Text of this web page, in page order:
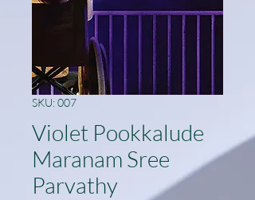
SKU: 007
Violet Pookkalude
Maranam Sree
Parvathy